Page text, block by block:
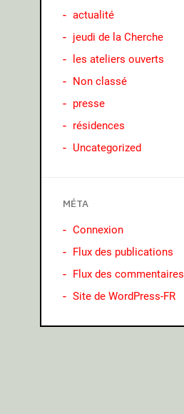
actualité
jeudi de la Cherche
les ateliers ouverts
Non classé
presse
résidences
Uncategorized
MÉTA
Connexion
Flux des publications
Flux des commentaires
Site de WordPress-FR